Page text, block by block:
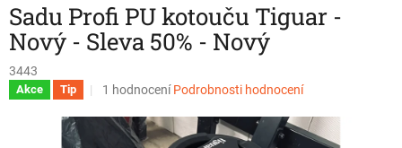
Sadu Profi PU kotouču Tiguar -
Nový - Sleva 50% - Nový
3443
Akce Tip
Průměrné
produktu
1 hodnocení Podrobnosti hodnocení